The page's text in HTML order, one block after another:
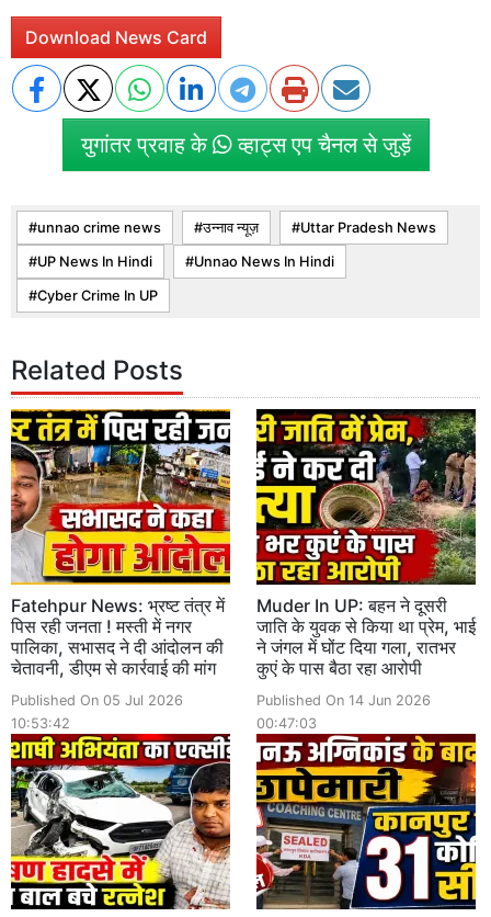
Download News Card
युगांतर प्रवाह के व्हाट्स एप चैनल से जुड़ें
unnao crime news उन्नाव न्यूज़ Uttar Pradesh News
UP News In Hindi Unnao News In Hindi
Cyber Crime In UP
Related Posts
Fatehpur News: भ्रष्ट तंत्र में
पिस रही जनता ! मस्ती में नगर
पालिका, सभासद ने दी आंदोलन की
चेतावनी, डीएम से कार्रवाई की मांग
Published On 05 Jul 2026
10:53:42
Muder In UP: बहन ने दूसरी
जाति के युवक से किया था प्रेम, भाई
ने जंगल में घोंट दिया गला, रातभर
कुएं के पास बैठा रहा आरोपी
Published On 14 Jun 2026
00:47:03